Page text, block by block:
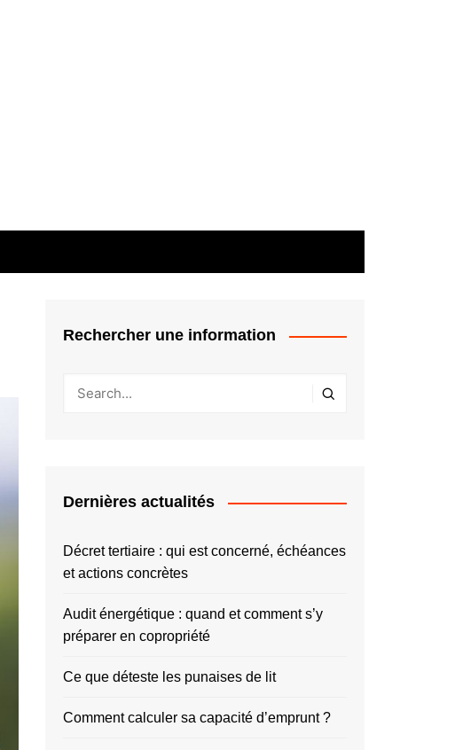
Rechercher une information
Dernières actualités
Décret tertiaire : qui est concerné, échéances
et actions concrètes
Audit énergétique : quand et comment s’y
préparer en copropriété
Ce que déteste les punaises de lit
Comment calculer sa capacité d’emprunt ?